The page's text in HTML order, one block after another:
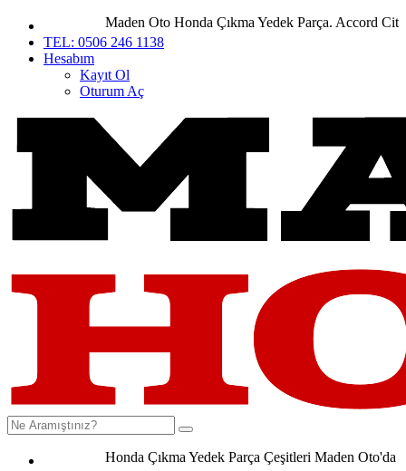
Maden Oto Honda Çıkma Yedek Parça. Accord City
TEL: 0506 246 1138
Hesabım
Kayıt Ol
Oturum Aç
Honda Çıkma Yedek Parça Çeşitleri Maden Oto'da